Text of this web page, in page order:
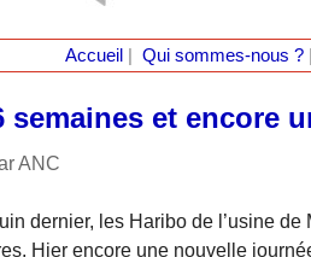
Accueil Qui sommes-nous ?
semaines et encore
ANC
dernier, les Haribo de l’usine de
Hier encore une nouvelle